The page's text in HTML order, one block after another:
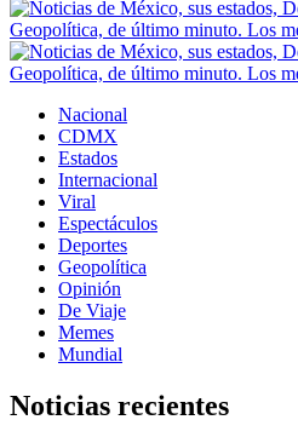
Nacional
CDMX
Estados
Internacional
Viral
Espectáculos
Deportes
Geopolítica
Opinión
De Viaje
Memes
Mundial
Noticias recientes